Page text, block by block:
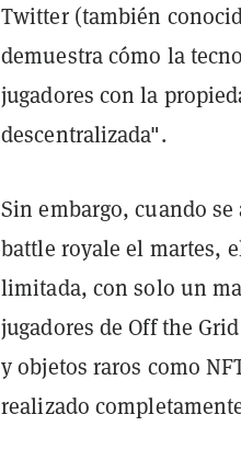
Twitter (también
demuestra cómo la
jugadores con la
descentralizada".
Sin embargo, cuando
battle royale el martes,
limitada, con solo un
jugadores de Off the
y objetos raros como
realizado